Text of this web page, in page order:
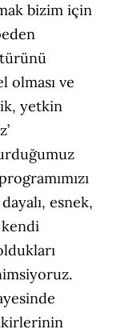
bizim için
olması ve
yetkin
esnek,